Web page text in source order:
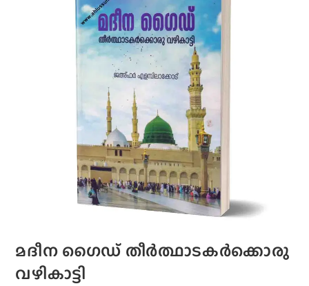
മദീന ഗൈഡ് തീർത്ഥാടകർക്കൊരു
വഴികാട്ടി